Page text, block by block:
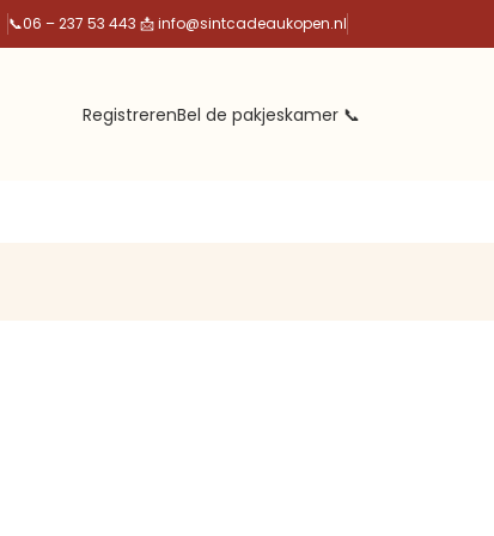
📞06 – 237 53 443 📩 info@sintcadeaukopen.nl
RegistrerenBel de pakjeskamer 📞